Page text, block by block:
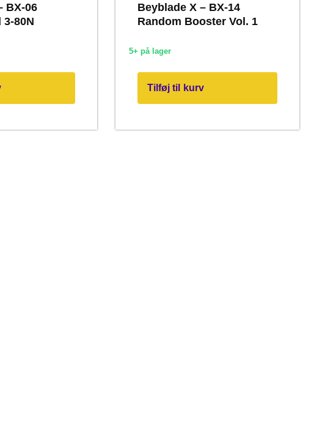
BX-06
80N
Beyblade X – BX-14
Random Booster Vol. 1
5+ på lager
Tilføj til kurv